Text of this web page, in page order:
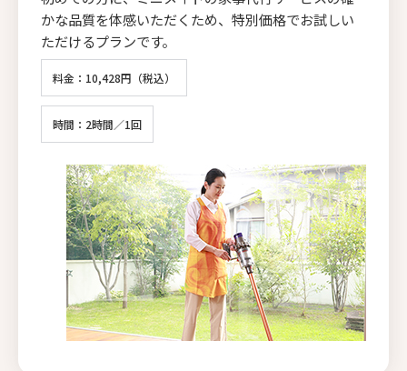
かな品質を体感いただくため、特別価格でお試しい
ただけるプランです。
料金：10,428円（税込）
時間：2時間／1回